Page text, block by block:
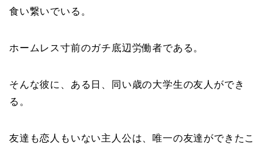
食い繋いでいる。
ホームレス寸前のガチ底辺労働者である。
そんな彼に、ある日、同い歳の大学生の友人ができ
る。
友達も恋人もいない主人公は、唯一の友達ができたこ